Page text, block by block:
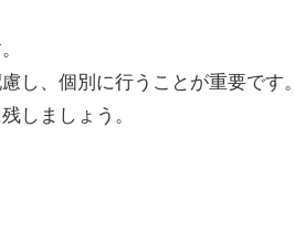
し、個別に行うことが重要です。
しましょう。